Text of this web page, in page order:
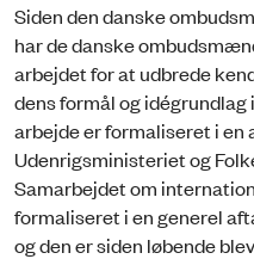
Siden den danske
har de danske
arbejdet for at udbrede
dens formål og
arbejde er formaliseret i en
Udenrigsministeriet og
Samarbejdet om
formaliseret i en generel
og den er siden løbende